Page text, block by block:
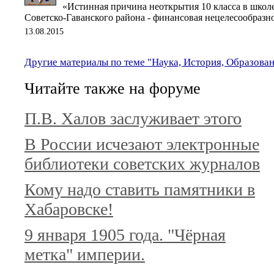
«Истинная причина неоткрытия 10 класса в
Советско-Гаванского района - финансовая
13.08.2015
Другие материалы по теме "Наука, История,
Читайте также на форуме
П.В. Халов заслуживает этого
В России исчезают электронные
библиотеки советских журналов
Кому надо ставить памятники в
Хабаровске!
9 января 1905 года. "Чёрная
метка" империи.